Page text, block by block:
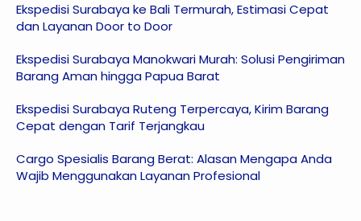
Ekspedisi Surabaya ke Bali Termurah, Estimasi Cepat
dan Layanan Door to Door
Ekspedisi Surabaya Manokwari Murah: Solusi Pengiriman
Barang Aman hingga Papua Barat
Ekspedisi Surabaya Ruteng Terpercaya, Kirim Barang
Cepat dengan Tarif Terjangkau
Cargo Spesialis Barang Berat: Alasan Mengapa Anda
Wajib Menggunakan Layanan Profesional